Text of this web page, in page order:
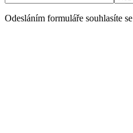
Odesláním formuláře souhlasíte se